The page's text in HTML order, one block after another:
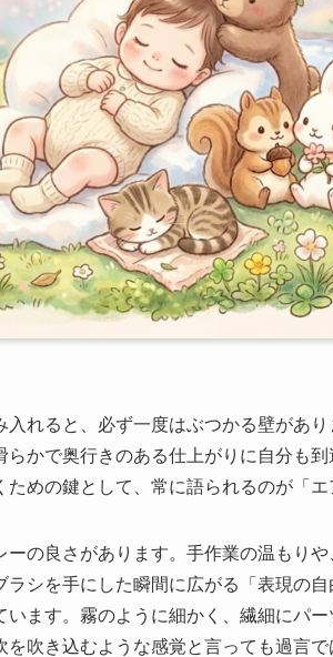
れると、必ず一度はぶつかる壁があ
かで奥行きのある仕上がりに自分も
めの鍵として、常に語られるのが「エ
の良さがあります。手作業の温もり
シを手にした瞬間に広がる「表現の
ます。霧のように細かく、繊細にパ
吹き込むような感覚と言っても過言で